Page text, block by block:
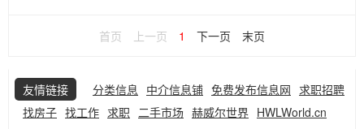
首页 上一页 1 下一页 末页
友情链接 分类信息 中介信息铺 免费发布信息网 求职招聘
找房子 找工作 求职 二手市场 赫威尔世界 HWLWorld.cn